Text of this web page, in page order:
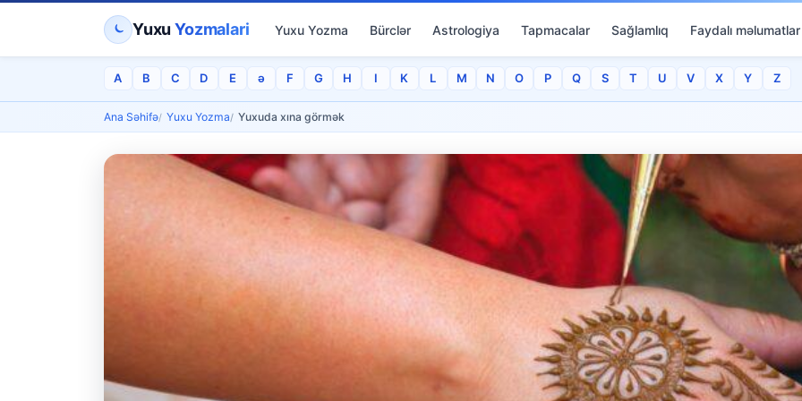
YuxuYozmalari Yuxu Yozma Bürclər Astrologiya Tapmacalar Sağlamlıq Faydalı məlumatlar
A B C D E ə F G H I K L M N O P Q S T U V X Y Z
Ana Səhifə Yuxu Yozma Yuxuda xına görmək